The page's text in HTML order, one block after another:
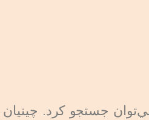
جستجو كرد. چينيان